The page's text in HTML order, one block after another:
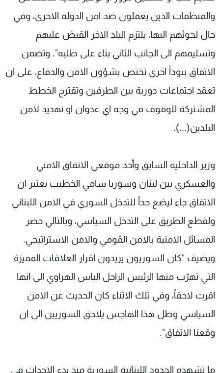
والمنظمات الذين يعملون ضد امن الدولة الاخرى، وفي
حال لجوئهم اليها، يلتزم البلد الاخر القبض عليهم
وتسليمهم الى الجانب الثاني بناء على طلبه". وتضمن
الاتفاق بنوداً اخرى تختص بشؤون الامن والدفاع، على ان
تعقد اجتماعات دورية بين الطرفين وتقترح الخطط
المشتركة للوقوف في وجه اي عدوان او تهديد لامن
البلدين(...).
وزير الداخلية السابق وأحد موقعي الاتفاق الامني
والعسكري بين لبنان وسوريا سامي الخطيب يعتبر ان
الاتفاق جاء ليضع حداً للتدخل السوري في الامن اللبناني
ولقطع الطريق على التدخل السياسي، وبالتالي حصر
المسائل الامنية بالامن القومي والامن الاستراتيجي.
ويضيف "كان السوريون يريدون اقرار العلاقات المميزة
التي تهرّب منها الرئيس الراحل الياس الهراوي الى انها
اقرت لاحقاً، وفي تلك الاثناء كان الحديث عن الامن
السياسي وظل هذا الهاجس يلاحق السوريين الى ان
وقعنا الاتفاق".
ما تشهده الحدود اللبنانية السورية منذ بدء الاحداث في